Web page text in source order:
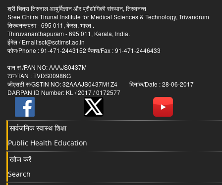
श्री चित्रा तिरुनाल आयुर्विज्ञान और प्रौद्योगिकी संस्थान, तिरुवनन्त
Sree Chitra Tirunal Institute for Medical Sciences & Technology, Trivandrum
तिरुवनन्तपुरम - 695 011, केरल, भारत .
Thiruvananthapuram - 695 011, Kerala, India.
ईमेल / Email:sct@sctimst.ac.in
फोण/Phone : 91-471-2443152 फैक्स/Fax : 91-471-2446433
पान सं /PAN NO: AAAJS0437M
टान/TAN : TVDS00986G
जीएसटी सं/GSTIN NO: 32AAAJS0437M1Z4 दिनांक/Date : 28-06-2017
DARPAN ID Number: KL / 2017 / 0172577
सार्वजनिक स्वास्थ शिक्षा
Public Health Education
खोज करें
Search